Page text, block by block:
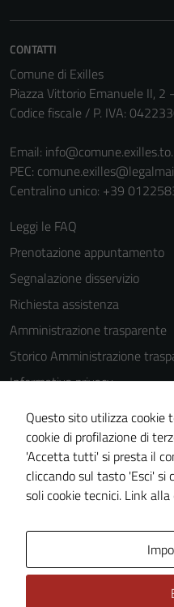
CONTATTI
Comune di Exilles
Piazza Vittorio Emanuele II, 2
Codice fiscale / P. IVA:
Email:
PEC:
Centralino unico: +39
Leggi le FAQ
Prenotazione appuntamento
Segnalazione disservizio
Richiesta assistenza
Amministrazione trasparente
Storico Amministrazione
Informativa privacy
Cookie Policy
Note legali
Dichiarazione di accessibilità
Piano di miglioramento del sito
Questo sito utilizza cookie
cookie di profilazione di
'Accetta tutti' si presta il
cliccando sul tasto 'Esci' si
soli cookie tecnici. Link alla